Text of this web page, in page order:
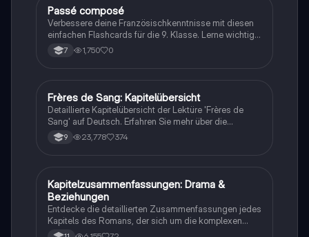
Schreiben von E-Mails.
PFranzösisch
Passé composé
Verbessere deine Französischkenntnisse mit diesen
einfachen Flashcards für die 9. Klasse. Lerne wichtige
Konzepte spielerisch!
7 1,750 0
Französisch
Frères de Sang: Kapitelübersicht
Detaillierte Kapitelübersicht der Lektüre 'Frères de
Sang' auf Deutsch. Erfahren Sie mehr über die
dramatischen Ereignisse, die Brice und seine Familie
betreffen, sowie die Ermittlungen von Martin zur
vorbereiten oder die Handlung besser verstehen
möchten.
9 23,778 374
Französisch
Kapitelzusammenfassungen: Drama &
Beziehungen
Entdecke die detaillierten Zusammenfassungen jedes
Kapitels des Romans, der sich um die komplexen
Beziehungen und Konflikte zwischen Sacha, Jade,